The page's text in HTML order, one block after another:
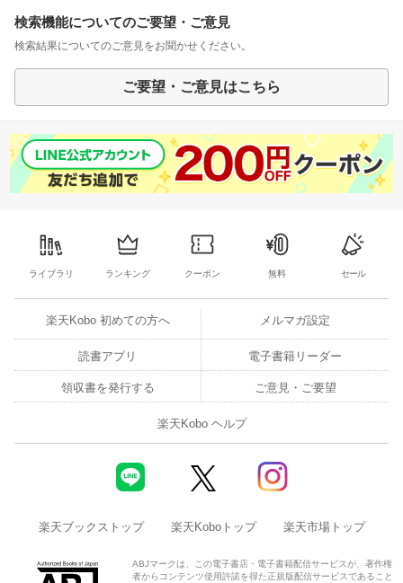
検索機能についてのご要望・ご意見
検索結果についてのご意見をお聞かせください。
ご要望・ご意見はこちら
ライブラリ ランキング クーポン 無料 セール
楽天Kobo 初めての方へ メルマガ設定
読書アプリ 電子書籍リーダー
領収書を発行する ご意見・ご要望
楽天Kobo ヘルプ
楽天ブックストップ 楽天Koboトップ 楽天市場トップ
ABJマークは、この電子書店・電子書籍配信サービスが、著作権
者からコンテンツ使用許諾を得た正規版配信サービスであること